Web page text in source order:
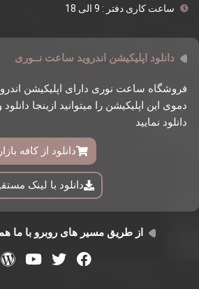
ساعت کاری دفتر : 9 الی 18
دانلود اپلیکیشن اندروید ساعت نــوری
فروشگاه ساعت نوری دارای اپلیکیشن
دموی این اپلیکیشن را میتوانید ازینجا
دانلود نمایید
دانلود از کافه بازار
دانلود با لینک
از طریق مسیر های روبرو با ما